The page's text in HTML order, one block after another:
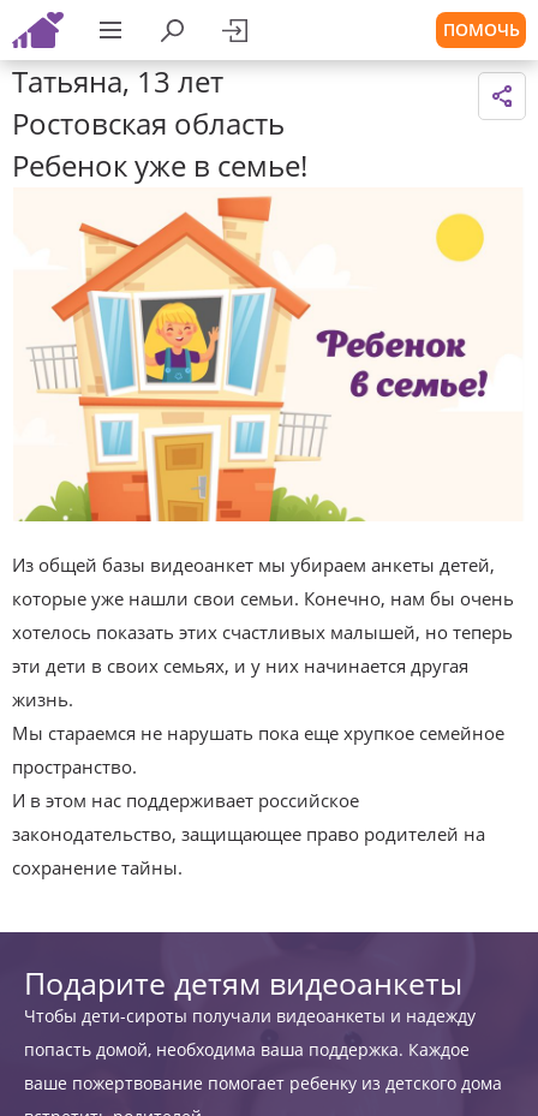
ПОМОЧЬ
Татьяна, 13 лет
Ростовская область
Ребенок уже в семье!
Из общей базы видеоанкет мы убираем анкеты детей,
которые уже нашли свои семьи. Конечно, нам бы очень
хотелось показать этих счастливых малышей, но теперь
эти дети в своих семьях, и у них начинается другая
жизнь.
Мы стараемся не нарушать пока еще хрупкое семейное
пространство.
И в этом нас поддерживает российское
законодательство, защищающее право родителей на
сохранение тайны.
Подарите детям видеоанкеты
Чтобы дети-сироты получали видеоанкеты и надежду
попасть домой, необходима ваша поддержка. Каждое
ваше пожертвование помогает ребенку из детского дома